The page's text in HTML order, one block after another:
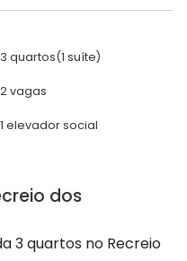
3 quartos(1 suíte)
2 vagas
1 elevador social
dos
3 quartos no Recreio